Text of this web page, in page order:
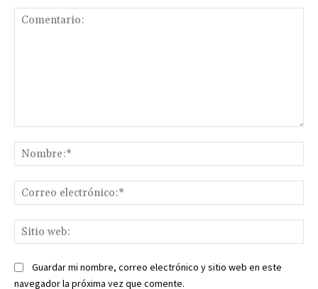
Guardar mi nombre, correo electrónico y sitio web en este
navegador la próxima vez que comente.